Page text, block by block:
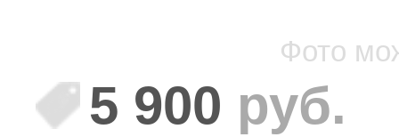
5 900 руб.
Фото